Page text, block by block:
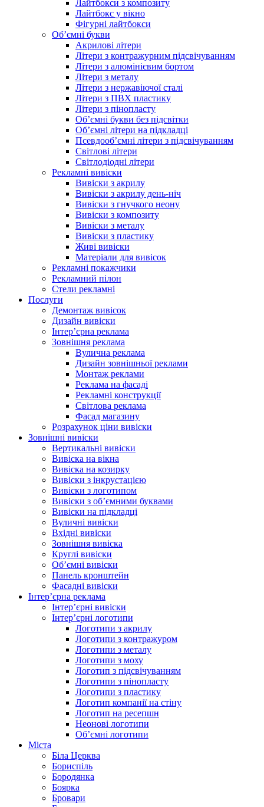
Лайтбокси з композиту
Лайтбокс у вікно
Фігурні лайтбокси
Об’ємні букви
Акрилові літери
Літери з контражурним підсвічуванням
Літери з алюмінієвим бортом
Літери з металу
Літери з нержавіючої сталі
Літери з ПВХ пластику
Літери з пінопласту
Об’ємні букви без підсвітки
Об’ємні літери на підкладці
Псевдооб’ємні літери з підсвічуванням
Світлові літери
Світлодіодні літери
Рекламні вивіски
Вивіски з акрилу
Вивіски з акрилу день-ніч
Вивіски з гнучкого неону
Вивіски з композиту
Вивіски з металу
Вивіски з пластику
Живі вивіски
Матеріали для вивісок
Рекламні покажчики
Рекламний пілон
Стели рекламні
Послуги
Демонтаж вивісок
Дизайн вивіски
Інтер’єрна реклама
Зовнішня реклама
Вулична реклама
Дизайн зовнішньої реклами
Монтаж реклами
Реклама на фасаді
Рекламні конструкції
Світлова реклама
Фасад магазину
Розрахунок ціни вивіски
Зовнішні вивіски
Вертикальні вивіски
Вивіска на вікна
Вивіска на козирку
Вивіски з інкрустацією
Вивіски з логотипом
Вивіски з об’ємними буквами
Вивіски на підкладці
Вуличні вивіски
Вхідні вивіски
Зовнішня вивіска
Круглі вивіски
Об’ємні вивіски
Панель кронштейн
Фасадні вивіски
Інтер’єрна реклама
Інтер’єрні вивіски
Інтер’єрні логотипи
Логотипи з акрилу
Логотипи з контражуром
Логотипи з металу
Логотипи з моху
Логотип з підсвічуванням
Логотипи з пінопласту
Логотипи з пластику
Логотип компанії на стіну
Логотип на ресепшн
Неонові логотипи
Об’ємні логотипи
Міста
Біла Церква
Бориспіль
Бородянка
Боярка
Бровари